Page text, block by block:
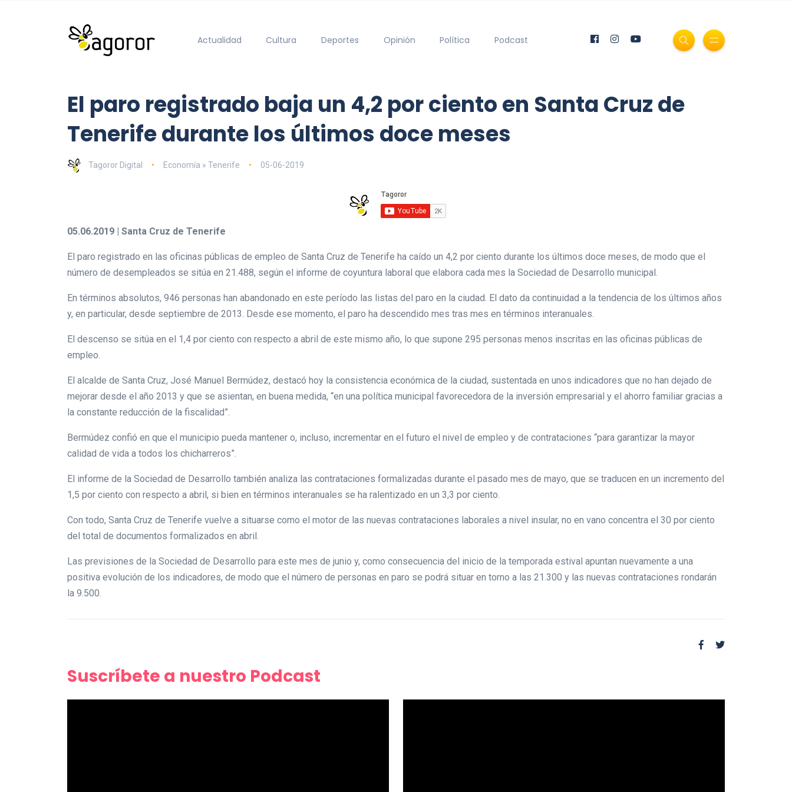
Actualidad Cultura Deportes Opinión Política Podcast
El paro registrado baja un 4,2 por ciento en Santa Cruz de
Tenerife durante los últimos doce meses
Tagoror Digital Economía » Tenerife 05-06-2019
05.06.2019 | Santa Cruz de Tenerife
El paro registrado en las oficinas públicas de empleo de Santa Cruz de Tenerife ha caído un 4,2 por ciento durante los últimos doce meses, de modo que el
número de desempleados se sitúa en 21.488, según el informe de coyuntura laboral que elabora cada mes la Sociedad de Desarrollo municipal.
En términos absolutos, 946 personas han abandonado en este período las listas del paro en la ciudad. El dato da continuidad a la tendencia de los últimos años
y, en particular, desde septiembre de 2013. Desde ese momento, el paro ha descendido mes tras mes en términos interanuales.
El descenso se sitúa en el 1,4 por ciento con respecto a abril de este mismo año, lo que supone 295 personas menos inscritas en las oficinas públicas de
empleo.
El alcalde de Santa Cruz, José Manuel Bermúdez, destacó hoy la consistencia económica de la ciudad, sustentada en unos indicadores que no han dejado de
mejorar desde el año 2013 y que se asientan, en buena medida, “en una política municipal favorecedora de la inversión empresarial y el ahorro familiar gracias a
la constante reducción de la fiscalidad”.
Bermúdez confió en que el municipio pueda mantener o, incluso, incrementar en el futuro el nivel de empleo y de contrataciones “para garantizar la mayor
calidad de vida a todos los chicharreros”.
El informe de la Sociedad de Desarrollo también analiza las contrataciones formalizadas durante el pasado mes de mayo, que se traducen en un incremento del
1,5 por ciento con respecto a abril, si bien en términos interanuales se ha ralentizado en un 3,3 por ciento.
Con todo, Santa Cruz de Tenerife vuelve a situarse como el motor de las nuevas contrataciones laborales a nivel insular, no en vano concentra el 30 por ciento
del total de documentos formalizados en abril.
Las previsiones de la Sociedad de Desarrollo para este mes de junio y, como consecuencia del inicio de la temporada estival apuntan nuevamente a una
positiva evolución de los indicadores, de modo que el número de personas en paro se podrá situar en torno a las 21.300 y las nuevas contrataciones rondarán
la 9.500.
Suscríbete a nuestro Podcast